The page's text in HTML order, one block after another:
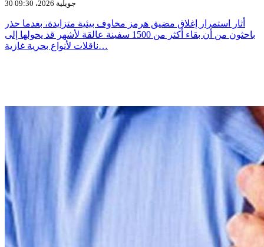
30 جويلية 2026، 09:30
أثار استمرار إغلاق مضيق هرمز مخاوف بيئية متزايدة، بعدما حذر
باحثون من أن بقاء أكثر من 1500 سفينة عالقة لأشهر قد يحولها إلى
ناقلات لأنواع بحرية غازية…